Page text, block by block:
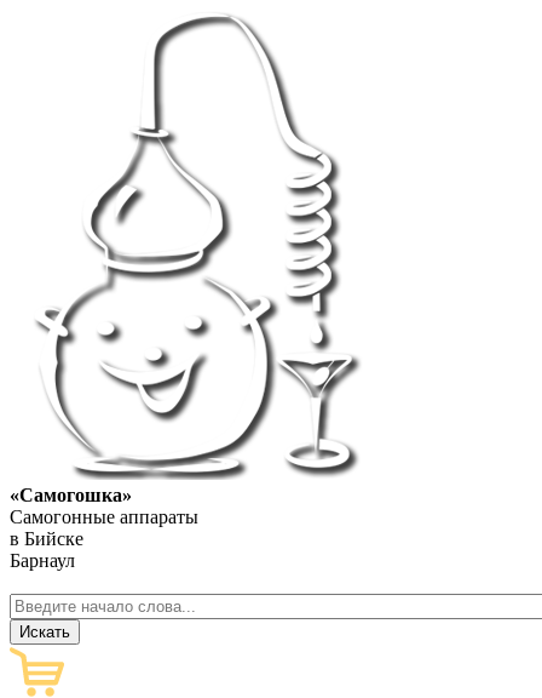
«Самогошка»
Самогонные аппараты
в Бийске
Барнаул